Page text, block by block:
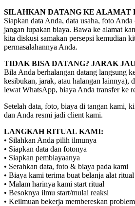
SILAHKAN DATANG KE ALAMAT
Siapkan data Anda, data usaha, foto Anda
jangan lupakan biaya. Bawa ke alamat
kita diskusi samakan persepsi kemudian
permasalahannya Anda.
TIDAK BISA DATANG? JARAK
Bila Anda berhalangan datang langsung
kesibukan, jarak, atau halangan lainnya),
lewat WhatsApp, biaya Anda transfer ke
Setelah data, foto, biaya di tangan kami,
dan Anda resmi jadi client kami.
LANGKAH RITUAL KAMI:
• Silahkan Anda pilih ilmunya
• Siapkan data dan fotonya
• Siapkan pembiayaanya
• Serahkan data, foto & biaya pada kami
• Biaya kami terima buat belanja alat ritual
• Malam harinya kami start ritual
• Besoknya ilmu start/mulai reaksi
• Keilmuan bekerja membereskan